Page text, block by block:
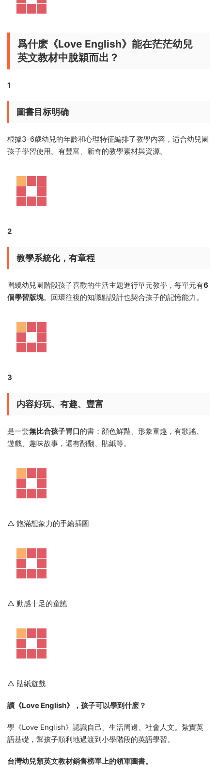
好看且好玩，娃學習興緻高。家長也不必費盡九牛二虎之力讓
爲什麽《Love English》能在茫茫幼兒
1
根據3-6歲幼兒的年齡和心理特征編排了教學内容，适合幼兒園
2
圍繞幼兒園階段孩子喜歡的生活主題進行單元教學，每單元有